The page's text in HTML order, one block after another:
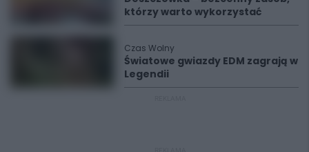
którzy warto wykorzystać
Czas Wolny
Światowe gwiazdy EDM zagrają w
Legendii